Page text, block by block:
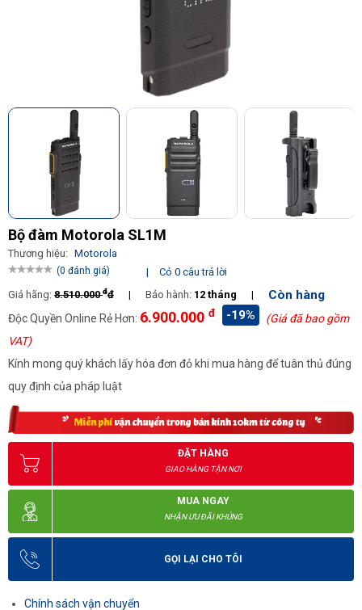
Bộ đàm Motorola SL1M
Thương hiệu: Motorola
(0 đánh giá) |
Có 0 câu trả lời
Giá hãng: 8.510.000đđ | Bảo hành: 12 tháng | Còn hàng
Độc Quyền Online Rẻ Hơn: 6.900.000 đ -19%
(Giá đã bao gồm
VAT)
Kính mong quý khách lấy hóa đơn đỏ khi mua hàng để tuân thủ đúng
quy định của pháp luật
ĐẶT HÀNG
GIAO HÀNG TẬN NƠI
MUA NGAY
NHẬN ƯU ĐÃI KHỦNG
GỌI LẠI CHO TÔI
Chính sách vận chuyển